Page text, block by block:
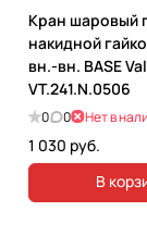
Кран шаровый
накидной гайкой 3/
вн.-вн. BASE
VT.241.N.0506
0 0 Нет в
1 030 руб.
В